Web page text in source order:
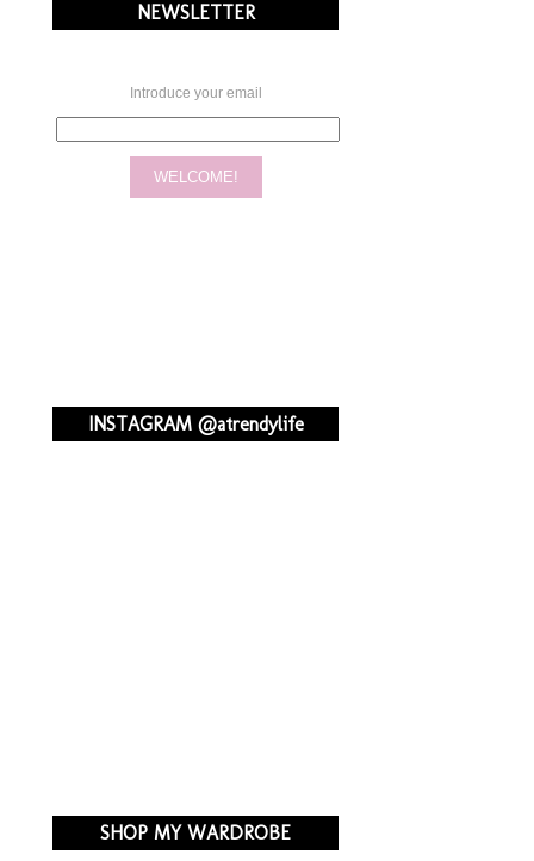
NEWSLETTER
Introduce your email
INSTAGRAM @atrendylife
SHOP MY WARDROBE